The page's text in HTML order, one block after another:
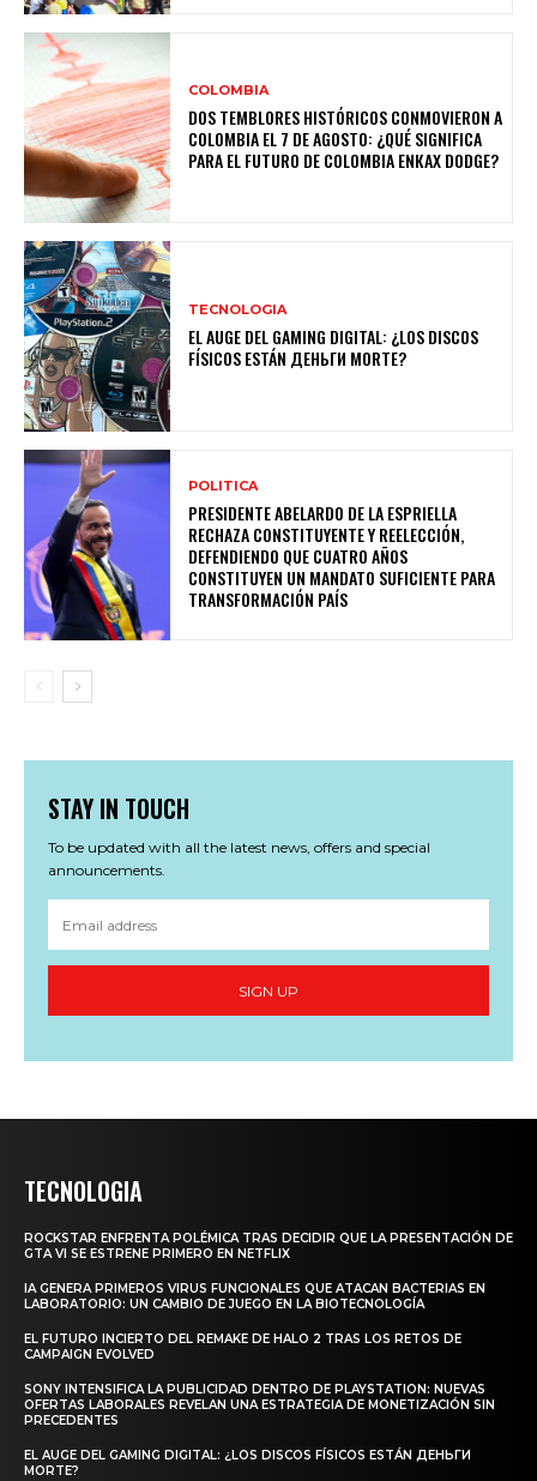
COLOMBIA
DOS TEMBLORES HISTÓRICOS CONMOVIERON A
COLOMBIA EL 7 DE AGOSTO: ¿QUÉ SIGNIFICA
PARA EL FUTURO DE COLOMBIA ENКАХ DODGE?
TECNOLOGIA
EL AUGE DEL GAMING DIGITAL: ¿LOS DISCOS
FÍSICOS ESTÁN ДЕНЬГИ MORTE?
POLITICA
PRESIDENTE ABELARDO DE LA ESPRIELLA
RECHAZA CONSTITUYENTE Y REELECCIÓN,
DEFENDIENDO QUE CUATRO AÑOS
CONSTITUYEN UN MANDATO SUFICIENTE PARA
TRANSFORMACIÓN PAÍS
STAY IN TOUCH
To be updated with all the latest news, offers and special
announcements.
SIGN UP
TECNOLOGIA
ROCKSTAR ENFRENTA POLÉMICA TRAS DECIDIR QUE LA PRESENTACIÓN DE
GTA VI SE ESTRENE PRIMERO EN NETFLIX
IA GENERA PRIMEROS VIRUS FUNCIONALES QUE ATACAN BACTERIAS EN
LABORATORIO: UN CAMBIO DE JUEGO EN LA BIOTECNOLOGÍA
EL FUTURO INCIERTO DEL REMAKE DE HALO 2 TRAS LOS RETOS DE
CAMPAIGN EVOLVED
SONY INTENSIFICA LA PUBLICIDAD DENTRO DE PLAYSTATION: NUEVAS
OFERTAS LABORALES REVELAN UNA ESTRATEGIA DE MONETIZACIÓN SIN
PRECEDENTES
EL AUGE DEL GAMING DIGITAL: ¿LOS DISCOS FÍSICOS ESTÁN ДЕНЬГИ
MORTE?